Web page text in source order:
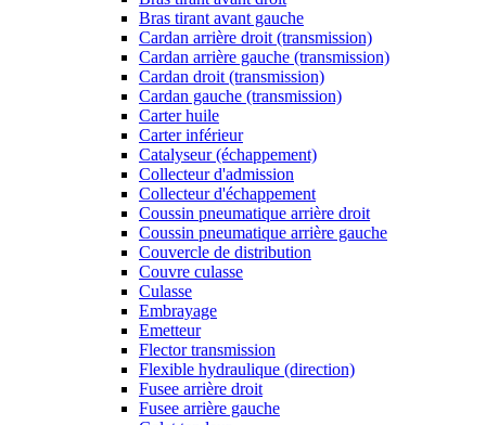
Bras tirant avant gauche
Cardan arrière droit (transmission)
Cardan arrière gauche (transmission)
Cardan droit (transmission)
Cardan gauche (transmission)
Carter huile
Carter inférieur
Catalyseur (échappement)
Collecteur d'admission
Collecteur d'échappement
Coussin pneumatique arrière droit
Coussin pneumatique arrière gauche
Couvercle de distribution
Couvre culasse
Culasse
Embrayage
Emetteur
Flector transmission
Flexible hydraulique (direction)
Fusee arrière droit
Fusee arrière gauche